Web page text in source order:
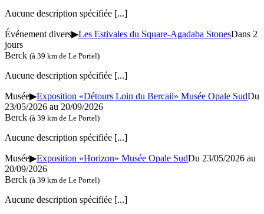
Aucune description spécifiée [...]
Événement divers▶Les Estivales du Square-Agadaba StonesDans 2
jours
Berck (à 39 km de Le Portel)
Aucune description spécifiée [...]
Musée▶Exposition «Détours Loin du Bercail» Musée Opale SudDu
23/05/2026 au 20/09/2026
Berck (à 39 km de Le Portel)
Aucune description spécifiée [...]
Musée▶Exposition «Horizon» Musée Opale SudDu 23/05/2026 au
20/09/2026
Berck (à 39 km de Le Portel)
Aucune description spécifiée [...]